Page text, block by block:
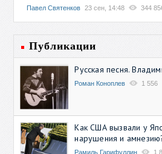
Павел Святенков 23 сен, 14:48 344
Публикации
Русская песня.
Роман Коноплев 1 556
Как США вызвали у
нарушения и
Рамиль Гарифуллин 1